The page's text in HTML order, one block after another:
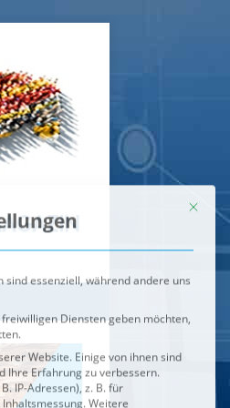
IM BRENNPUNKT
essenziell, während andere uns
Diensten geben möchten,
Website. Einige von ihnen sind
IP-Adressen), z. B. für
in unsererDatenschutzerklärung.
Einwilligung erteilt werden